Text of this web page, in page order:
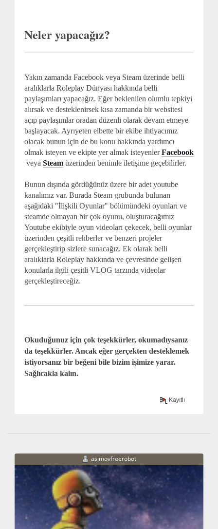
Neler yapacağız?
Yakın zamanda Facebook veya Steam üzerinde belli
aralıklarla Roleplay Dünyası hakkında belli
paylaşımları yapacağız. Eğer beklenilen olumlu tepkiyi
alırsak ve desteklenirsek kısa zamanda bir websitesi
açıp paylaşımlar oradan düzenli olarak devam etmeye
başlayacak. Ayrıyeten elbette bir ekibe ihtiyacımız
olacak bunun için de bu konu hakkında yardımcı
olmak isteyen ve ekipte yer almak isteyenlerFacebook
veya Steam üzerinden benimle iletişime geçebilirler.
Bunun dışında gördüğünüz üzere bir adet youtube
kanalımız var. Burada Steam grubunda bulunan
aşağıdaki "İlişkili Oyunlar" bölümündeki oyunları ve
steamde olmayan bir çok oyunu, oluşturacağımız
Youtube ekibiyle oyun videoları çekecek, belli oyunlar
üzerinden çeşitli rehberler ve benzeri projeler
gerçekleştirip sizlere sunacağız. Ek olarak belli
aralıklarla Roleplay hakkında ve çevresinde gelişen
konularla ilgili çeşitli VLOG tarzında videolar
gerçekleştireceğiz.
Okuduğunuz için çok teşekkürler, okumadıysanız
da teşekkürler. Ancak eğer gerçekten desteklemek
istiyorsanız bir beğeni bile bizim işimize yarar.
Sağlıcakla kalın.
Kayıtlı
asimovfreerobot